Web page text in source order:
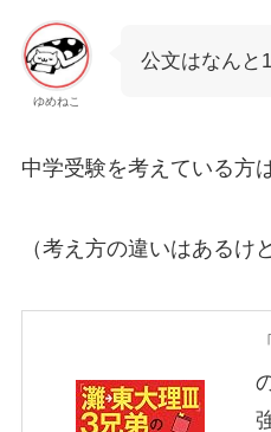
ゆめねこ
公文はなんと
中学受験を考えている方
（考え方の違いはあるけ